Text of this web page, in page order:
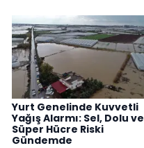
Yurt Genelinde Kuvvetli
Yağış Alarmı: Sel, Dolu ve
Süper Hücre Riski
Gündemde